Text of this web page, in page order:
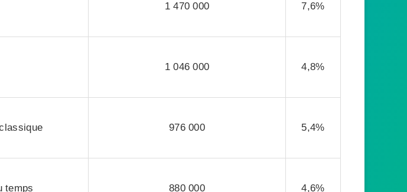
1 470 000 7,6%
1 046 000 4,8%
976 000 5,4%
temps 880 000 4,6%